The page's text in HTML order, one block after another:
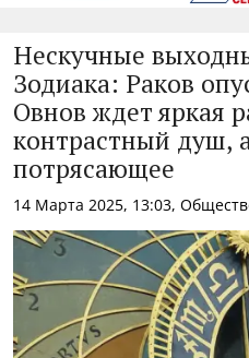
Нескучные
Зодиака: Раков
Овнов ждет яркая
контрастный душ,
потрясающее
14 Марта 2025, 13:03,